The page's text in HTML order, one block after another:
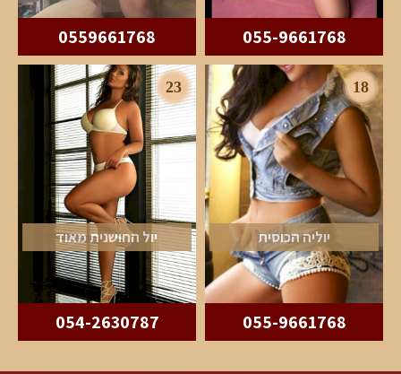
055-9661768
0559661768
18
יוליה הכוסית
055-9661768
23
יול החושנית מאוד
054-2630787